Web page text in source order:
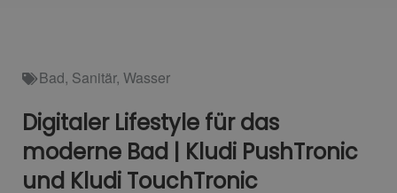
Bad, Sanitär, Wasser
Digitaler Lifestyle für das
moderne Bad | Kludi PushTronic
und Kludi TouchTronic